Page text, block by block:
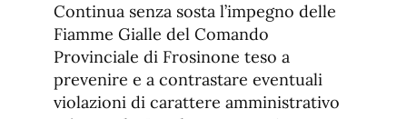
Continua senza sosta l’impegno delle
Fiamme Gialle del Comando
Provinciale di Frosinone teso a
prevenire e a contrastare eventuali
violazioni di carattere amministrativo